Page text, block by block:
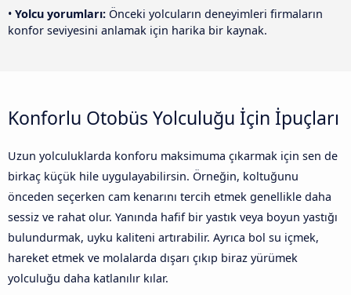
• Yolcu yorumları: Önceki yolcuların deneyimleri firmaların
konfor seviyesini anlamak için harika bir kaynak.
Konforlu Otobüs Yolculuğu İçin İpuçları
Uzun yolculuklarda konforu maksimuma çıkarmak için sen de
birkaç küçük hile uygulayabilirsin. Örneğin, koltuğunu
önceden seçerken cam kenarını tercih etmek genellikle daha
sessiz ve rahat olur. Yanında hafif bir yastık veya boyun yastığı
bulundurmak, uyku kaliteni artırabilir. Ayrıca bol su içmek,
hareket etmek ve molalarda dışarı çıkıp biraz yürümek
yolculuğu daha katlanılır kılar.